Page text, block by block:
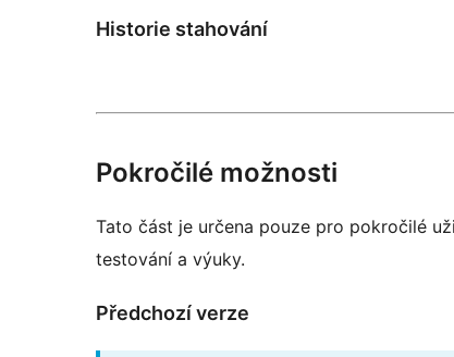
Historie stahování
Pokročilé možnosti
Tato část je určena pouze pro pokročilé
testování a výuky.
Předchozí verze